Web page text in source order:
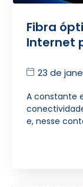
Fibra
Internet
23 de
A constante
e, nesse